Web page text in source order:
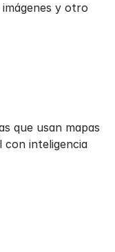
y otro
que usan mapas
con inteligencia